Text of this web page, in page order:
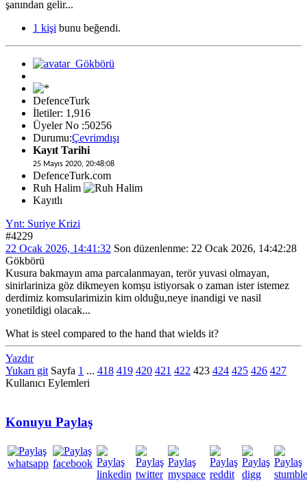
şanından gelir...
1 kişi bunu beğendi.
DefenceTurk
İletiler: 1,916
Üyeler No :50256
Durumu:Çevrimdışı
Kayıt Tarihi
25 Mayıs 2020, 20:48:08
DefenceTurk.com
Ruh Halim
Kayıtlı
Ynt: Suriye Krizi
#4229
22 Ocak 2026, 14:41:32 Son düzenlenme: 22 Ocak 2026, 14:42:28
Gökbörü
Kusura bakmayın ama parcalanmayan, terör yuvasi olmayan,
sinirlariniza göz dikmeyen komṣu istiyorsak o zaman ister istemez
derdimiz komsularimizin kim olduğu,neye inandigi ve nasil
yonetildigi olacak...
What is steel compared to the hand that wields it?
Yazdır
Yukarı git Sayfa 1 ... 418 419 420 421 422 423 424 425 426 427
Kullanıcı Eylemleri
Konuyu Paylaş